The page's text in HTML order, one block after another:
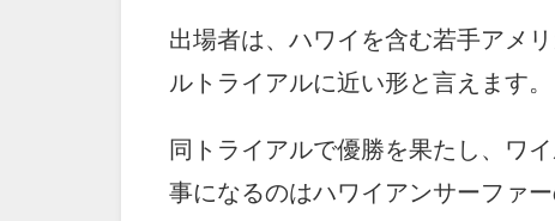
出場者は、ハワイを含む若手アメ
ルトライアルに近い形と言えます。
同トライアルで優勝を果たし、ワ
事になるのはハワイアンサーファ